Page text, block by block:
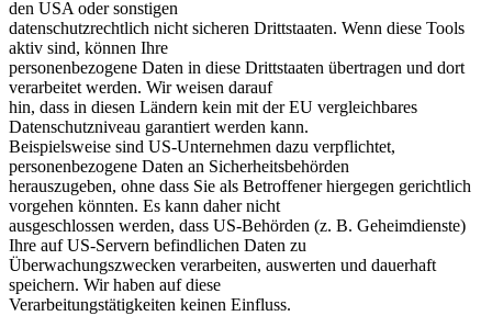
den USA oder sonstigen
datenschutzrechtlich nicht sicheren Drittstaaten. Wenn diese Tools
aktiv sind, können Ihre
personenbezogene Daten in diese Drittstaaten übertragen und dort
verarbeitet werden. Wir weisen darauf
hin, dass in diesen Ländern kein mit der EU vergleichbares
Datenschutzniveau garantiert werden kann.
Beispielsweise sind US-Unternehmen dazu verpflichtet,
personenbezogene Daten an Sicherheitsbehörden
herauszugeben, ohne dass Sie als Betroffener hiergegen gerichtlich
vorgehen könnten. Es kann daher nicht
ausgeschlossen werden, dass US-Behörden (z. B. Geheimdienste)
Ihre auf US-Servern befindlichen Daten zu
Überwachungszwecken verarbeiten, auswerten und dauerhaft
speichern. Wir haben auf diese
Verarbeitungstätigkeiten keinen Einfluss.